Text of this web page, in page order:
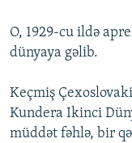
XƏBƏR
O, 1929-cu ildə
dünyaya gəlib.
Keçmiş
Kundera Ikinci
müddət fəhlə, bir